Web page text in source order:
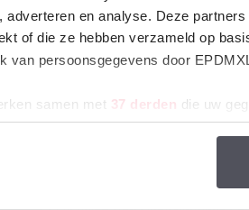
adverteren en analyse. Deze
of die ze hebben verzameld op
van persoonsgegevens door
samen met 37 derden die uw
mede mogelijk maken.
Gedacht kan worden aan externe
gegevens verstrekt die
M.b.t. beoordelingen -
Wij verzamelen reviews via het
e-mailadres op te geven.